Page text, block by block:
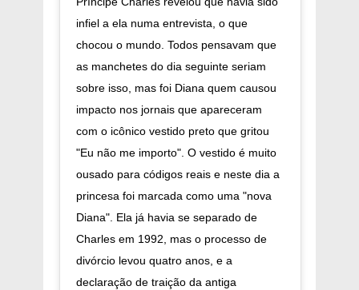
infiel a ela numa entrevista, o que
chocou o mundo. Todos pensavam que
as manchetes do dia seguinte seriam
sobre isso, mas foi Diana quem causou
impacto nos jornais que apareceram
com o icônico vestido preto que gritou
"Eu não me importo". O vestido é muito
ousado para códigos reais e neste dia a
princesa foi marcada como uma "nova
Diana". Ela já havia se separado de
Charles em 1992, mas o processo de
divórcio levou quatro anos, e a
declaração de traição da antiga